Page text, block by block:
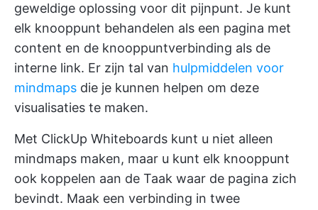
geweldige oplossing voor dit pijnpunt. Je kunt
elk knooppunt behandelen als een pagina met
content en de knooppuntverbinding als de
interne link. Er zijn tal van hulpmiddelen voor
mindmaps die je kunnen helpen om deze
visualisaties te maken.
Met ClickUp Whiteboards kunt u niet alleen
mindmaps maken, maar u kunt elk knooppunt
ook koppelen aan de Taak waar de pagina zich
bevindt. Maak een verbinding in twee